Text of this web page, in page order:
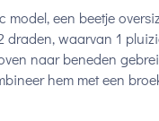
model, een beetje
draden, waarvan 1
naar beneden
hem met een